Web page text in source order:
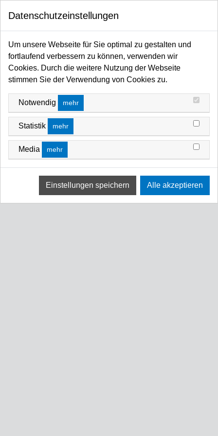
Startseite MANFROTTO SHOP Syrp - Motion Control Motion Control
MOTION CONTROL
FILTERN NACH Name A Z
Wir konnten keine Übereinstimmung für diese Filter
finden.
Bitte versuchen Sie eine andere Wahl.
FILTERN NACH
PREIS
1 -€ - 1 €
Datenschutzeinstellungen
Um unsere Webseite für Sie optimal zu gestalten und
fortlaufend verbessern zu können, verwenden wir
Cookies. Durch die weitere Nutzung der Webseite
stimmen Sie der Verwendung von Cookies zu.
Notwendig mehr
Statistik mehr
Media mehr